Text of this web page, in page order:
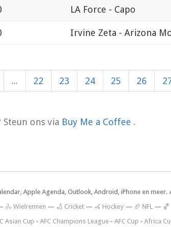
LA Force - Capo
Irvine Zeta - Arizona
... 22 23 24 25 26
Steun ons via Buy Me a Coffee .
Apple Agenda, Outlook, Android, iPhone en
🚴 Wielrennen — 🏏 Cricket — 🏑 Hockey — 🏈 NFL — 🏀
Asian Cup - AFC Champions League - AFC Cup - Africa